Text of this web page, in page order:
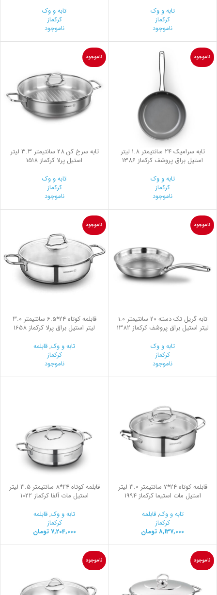
تابه و وک
کرکماز
ناموجود
تابه و وک
کرکماز
ناموجود
ناموجود
تابه سرامیک 24 سانتیمتر 1.8 لیتر
استیل براق پروشف کرکماز 1386
تابه و وک
کرکماز
ناموجود
ناموجود
تابه سرخ کن 28 سانتیمتر 3.3 لیتر
استیل پرلا کرکماز 1518
تابه و وک
کرکماز
ناموجود
ناموجود
تابه گریل تک دسته 20 سانتیمتر 1.0
لیتر استیل براق پروشف کرکماز 1382
تابه و وک
کرکماز
ناموجود
ناموجود
قابلمه کوتاه 24*6.5 سانتیمتر 3.0
لیتر استیل براق پرلا کرکماز 1658
تابه و وک,قابلمه
کرکماز
ناموجود
قابلمه کوتاه 24*7 سانتیمتر 3.0 لیتر
استیل مات استیما کرکماز 1994
تابه و وک,قابلمه
کرکماز
8,137,000 تومان
قابلمه کوتاه 24*8 سانتیمتر 3.5 لیتر
استیل مات آلفا کرکماز 1022
تابه و وک,قابلمه
کرکماز
7,204,000 تومان
ناموجود ناموجود